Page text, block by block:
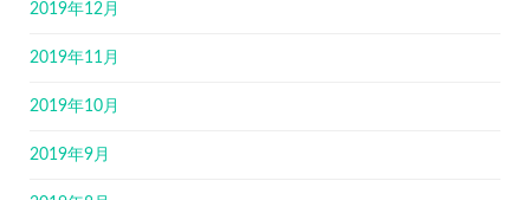
2019年12月
2019年11月
2019年10月
2019年9月